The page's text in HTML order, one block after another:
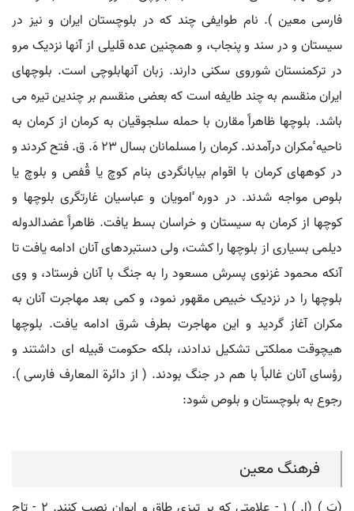
فارسی معین ). نام طوایفی چند که در بلوچستان ایران و نیز در
سیستان و در سند و پنجاب، و همچنین عده قلیلی از آنها نزدیک مرو
در ترکمنستان شوروی سکنی دارند. زبان آنهابلوچی است. بلوچهای
ایران منقسم به چند طایفه است که بعضی منقسم بر چندین تیره می
باشد. بلوچها ظاهراً مقارن با حمله سلجوقیان به کرمان از کرمان به
ناحیه ٔمکران درآمدند. کرمان را مسلمانان بسال 23 هَ. ق. فتح کردند و
در کوههای کرمان با اقوام بیابانگردی بنام کوچ یا قُفص و بلوچ یا
بلوص مواجه شدند. در دوره ٔامویان و عباسیان غارتگری بلوچها و
کوچها از کرمان به سیستان و خراسان بسط یافت. ظاهراً عضدالدوله
دیلمی بسیاری از بلوچها را کشت، ولی دستبردهای آنان ادامه یافت تا
آنکه محمود غزنوی پسرش مسعود را به جنگ با آنان فرستاد، و وی
بلوچها را در نزدیک خبیص مقهور نمود، و کمی بعد مهاجرت آنان به
مکران آغاز گردید و این مهاجرت بطرف شرق ادامه یافت. بلوچها
هیچوقت مملکتی تشکیل ندادند، بلکه حکومت قبیله ای داشتند و
رؤسای آنان غالباً با هم در جنگ بودند. ( از دائرة المعارف فارسی ).
رجوع به بلوچستان و بلوص شود:
فرهنگ معین